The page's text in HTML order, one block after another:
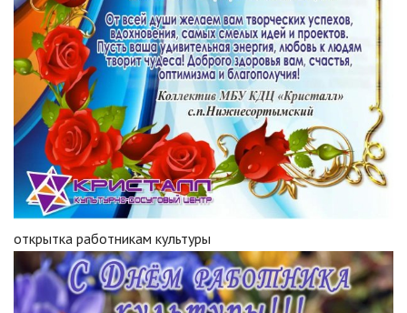
открытка работникам культуры